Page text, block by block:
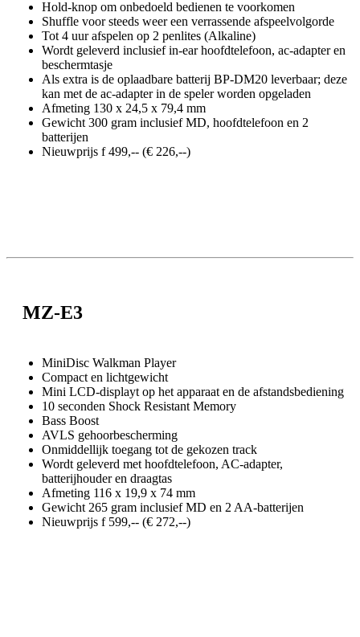
Hold-knop om onbedoeld bedienen te voorkomen
Shuffle voor steeds weer een verrassende afspeelvolgorde
Tot 4 uur afspelen op 2 penlites (Alkaline)
Wordt geleverd inclusief in-ear hoofdtelefoon, ac-adapter en
beschermtasje
Als extra is de oplaadbare batterij BP-DM20 leverbaar; deze
kan met de ac-adapter in de speler worden opgeladen
Afmeting 130 x 24,5 x 79,4 mm
Gewicht 300 gram inclusief MD, hoofdtelefoon en 2
batterijen
Nieuwprijs f 499,-- (€ 226,--)
MZ-E3
MiniDisc Walkman Player
Compact en lichtgewicht
Mini LCD-displayt op het apparaat en de afstandsbediening
10 seconden Shock Resistant Memory
Bass Boost
AVLS gehoorbescherming
Onmiddellijk toegang tot de gekozen track
Wordt geleverd met hoofdtelefoon, AC-adapter,
batterijhouder en draagtas
Afmeting 116 x 19,9 x 74 mm
Gewicht 265 gram inclusief MD en 2 AA-batterijen
Nieuwprijs f 599,-- (€ 272,--)